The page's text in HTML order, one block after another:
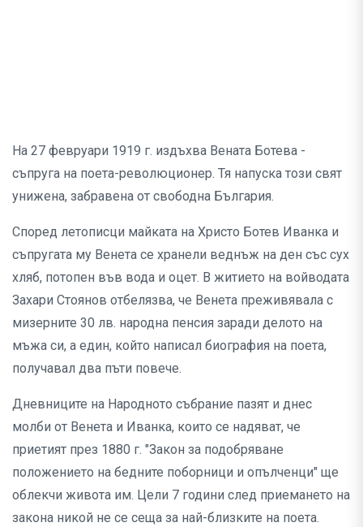
На 27 февруари 1919 г. издъхва Вената Ботева -
съпруга на поета-революционер. Тя напуска този свят
унижена, забравена от свободна България.
Според летописци майката на Христо Ботев Иванка и
съпругата му Венета се хранели веднъж на ден със сух
хляб, потопен във вода и оцет. В житието на войводата
Захари Стоянов отбелязва, че Венета преживявала с
мизерните 30 лв. народна пенсия заради делото на
мъжа си, а един, който написал биография на поета,
получавал два пъти повече.
Дневниците на Народното събрание пазят и днес
молби от Венета и Иванка, които се надяват, че
приетият през 1880 г. "Закон за подобряване
положението на бедните поборници и опълченци" ще
облекчи живота им. Цели 7 години след приемането на
закона никой не се сеща за най-близките на поета.